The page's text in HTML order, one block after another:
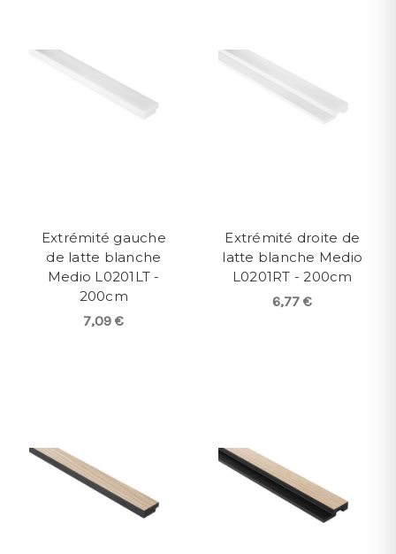
Extrémité gauche
de latte blanche
Medio L0201LT -
200cm
7,09 €
Extrémité droite de
latte blanche Medio
L0201RT - 200cm
6,77 €